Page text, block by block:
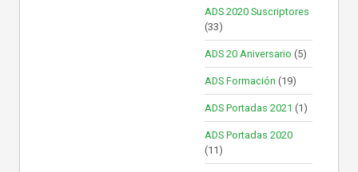
ADS 2020 Suscriptores
(33)
ADS 20 Aniversario (5)
ADS Formación (19)
ADS Portadas 2021 (1)
ADS Portadas 2020
(11)